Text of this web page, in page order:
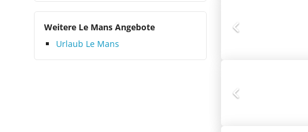
Weitere Le Mans Angebote
Urlaub Le Mans